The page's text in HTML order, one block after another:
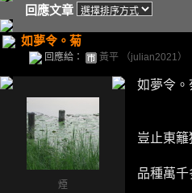
回應文章
如夢令。菊
回應給： 黃平 （julian2021）
煙
如夢令。
豈止東籬
品種萬千